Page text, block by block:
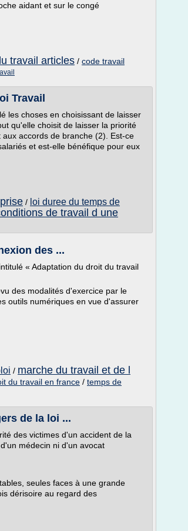
aidant et sur le congé
travail articles / code travail
Travail
les choses en choisissant de laisser
qu'elle choisit de laisser la priorité
accords de branche (2). Est-ce
et est-elle bénéfique pour eux
/ loi duree du temps de
de travail d une
des ...
« Adaptation du droit du travail
des modalités d'exercice par le
outils numériques en vue d'assurer
/ marche du travail et de l
du travail en france / temps de
de la loi ...
des victimes d'un accident de la
médecin ni d'un avocat
seules faces à une grande
dérisoire au regard des